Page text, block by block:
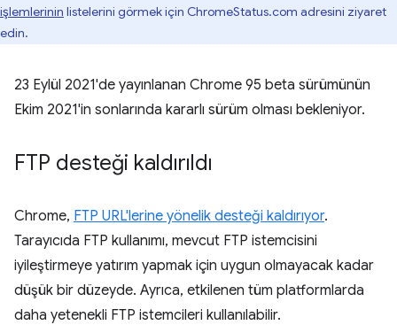
işlemlerinin listelerini görmek için ChromeStatus.com adresini ziyaret
edin.
23 Eylül 2021'de yayınlanan Chrome 95 beta sürümünün
Ekim 2021'in sonlarında kararlı sürüm olması bekleniyor.
FTP desteği kaldırıldı
Chrome, FTP URL'lerine yönelik desteği kaldırıyor.
Tarayıcıda FTP kullanımı, mevcut FTP istemcisini
iyileştirmeye yatırım yapmak için uygun olmayacak kadar
düşük bir düzeyde. Ayrıca, etkilenen tüm platformlarda
daha yetenekli FTP istemcileri kullanılabilir.